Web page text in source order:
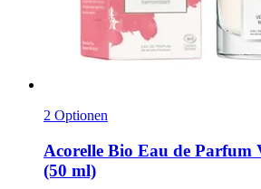
2 Optionen
Acorelle Bio Eau de Parfum
(50 ml)